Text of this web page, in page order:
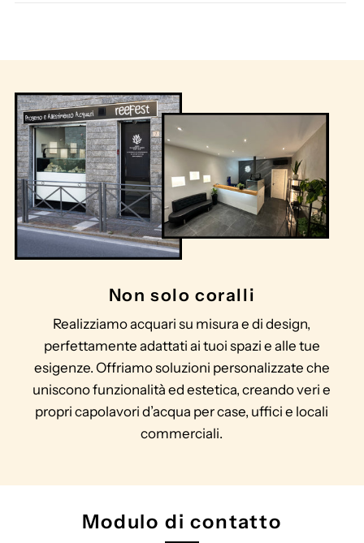
Non solo coralli
Realizziamo acquari su misura e di design,
perfettamente adattati ai tuoi spazi e alle tue
esigenze. Offriamo soluzioni personalizzate che
uniscono funzionalità ed estetica, creando veri e
propri capolavori d’acqua per case, uffici e locali
commerciali.
Modulo di contatto